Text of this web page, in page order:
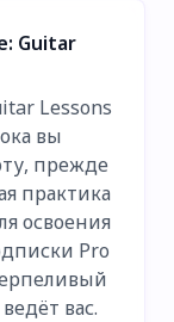
Guitar
Lessons
вы
прежде
практика
освоения
Pro
вас.